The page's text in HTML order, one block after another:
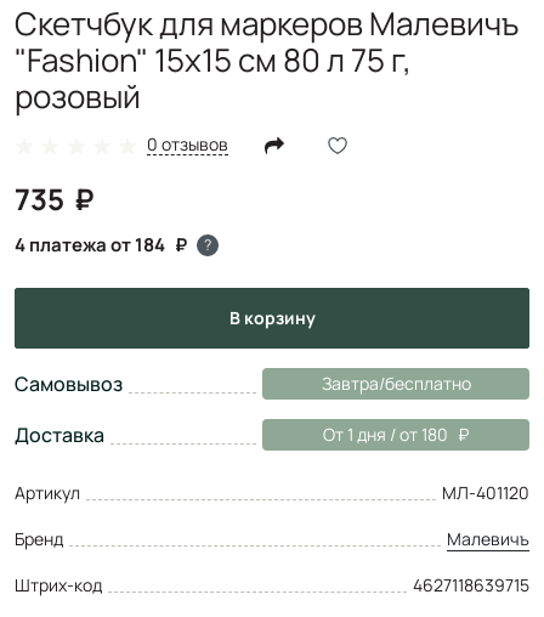
Скетчбук для маркеров Малевичъ
"Fashion" 15х15 см 80 л 75 г,
розовый
0 отзывов
735
4 платежа от 184 ?
в корзину
Самовывоз Завтра/бесплатно
Доставка От 1 дня / от 180
Артикул
МЛ-401120
Бренд
Малевичъ
Штрих-код
4627118639715